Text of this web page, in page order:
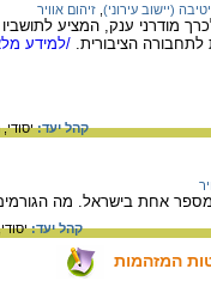
(יישוב עירוני) זיהום אוויר
מודרני ענק, המציע לתושביו
הציבורית. /למידע
קהל יעד:יסודי,
אחת בישראל. מה הגורמים
קהל יעד:
המזהמות